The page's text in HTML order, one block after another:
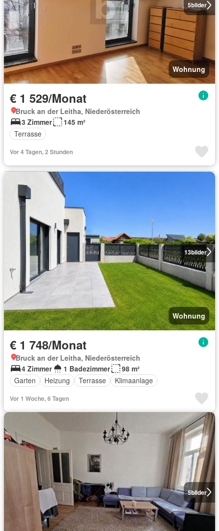
5bilder
Wohnung
€ 1 529/Monat
Bruck an der Leitha, Niederösterreich
3 Zimmer
145 m²
Terrasse
Vor 4 Tagen, 2 Stunden
13bilder
Wohnung
€ 1 748/Monat
Bruck an der Leitha, Niederösterreich
4 Zimmer
1 Badezimmer
98 m²
Garten
Heizung Terrasse Klimaanlage
Vor 1 Woche, 6 Tagen
5bilder